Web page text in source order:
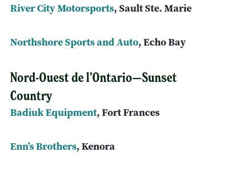
River City Motorsports, Sault Ste. Marie
Northshore Sports and Auto, Echo Bay
Nord-Ouest de l’Ontario—Sunset
Country
Badiuk Equipment, Fort Frances
Enn’s Brothers, Kenora